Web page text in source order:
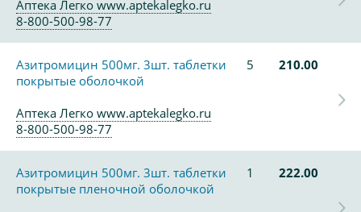
Аптека Легко www.aptekalegko.ru
8-800-500-98-77
Азитромицин 500мг. 3шт. таблетки
покрытые оболочкой
5 210.00
Аптека Легко www.aptekalegko.ru
8-800-500-98-77
Азитромицин 500мг. 3шт. таблетки
покрытые пленочной оболочкой
1 222.00